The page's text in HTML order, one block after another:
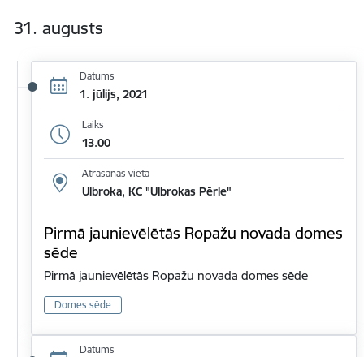
31. augusts
Datums
1. jūlijs, 2021
Laiks
13.00
Atrašanās vieta
Ulbroka, KC "Ulbrokas Pērle"
Pirmā jaunievēlētās Ropažu novada domes
sēde
Pirmā jaunievēlētās Ropažu novada domes sēde
Domes sēde
Datums